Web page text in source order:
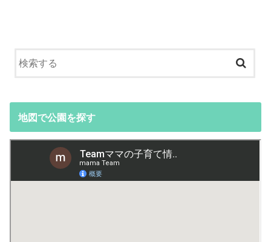
地図で公園を探す